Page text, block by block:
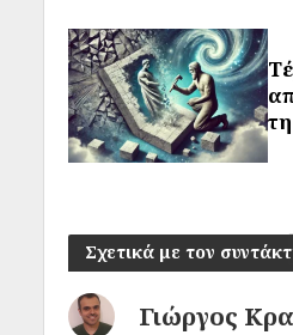
Σχετικά με τον
Γιώργος